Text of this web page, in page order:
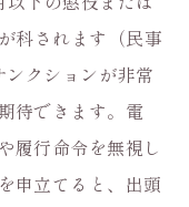
科されます（民事
クションが非常
待できます。電
履行命令を無視し
申立てると、出頭